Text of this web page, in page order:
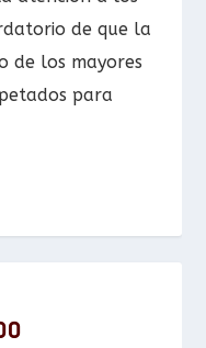
de que la
de los mayores
para